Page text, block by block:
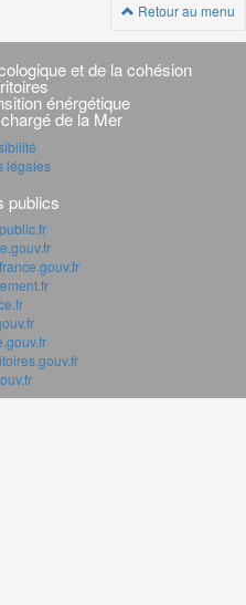
Retour au menu
et de la cohésion
énérgétique
de la Mer
légales
publics